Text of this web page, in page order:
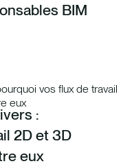
BIM
:
2D et 3D
eux